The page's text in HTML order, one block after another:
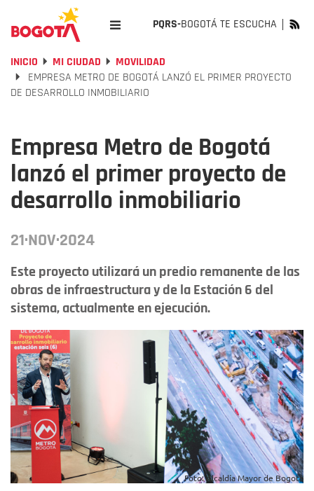
PQRS-BOGOTÁ TE ESCUCHA
INICIO MI CIUDAD
MOVILIDAD
EMPRESA METRO DE BOGOTÁ LANZÓ EL PRIMER PROYECTO
DE DESARROLLO INMOBILIARIO
Empresa Metro de Bogotá
lanzó el primer proyecto de
desarrollo inmobiliario
21·NOV·2024
Este proyecto utilizará un predio remanente de las
obras de infraestructura y de la Estación 6 del
sistema, actualmente en ejecución.
Foto: Alcaldía Mayor de Bogotá